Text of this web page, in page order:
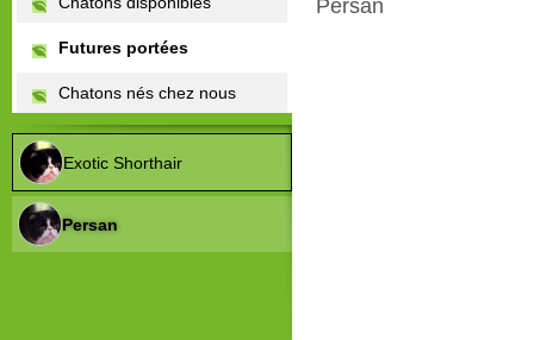
Futures portées
Chatons nés chez nous
Exotic Shorthair
Persan
Persan